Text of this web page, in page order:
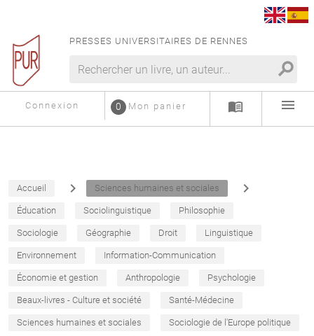
PRESSES UNIVERSITAIRES DE RENNES
search
Connexion Mon panier
0 menu_book menu
Accueil navigate_next Sciences humaines et sociales navigate_next
Éducation Sociolinguistique Philosophie
Sociologie Géographie Droit Linguistique
Environnement Information-Communication
Économie et gestion Anthropologie Psychologie
Beaux-livres - Culture et société Santé-Médecine
Sciences humaines et sociales Sociologie de l'Europe politique